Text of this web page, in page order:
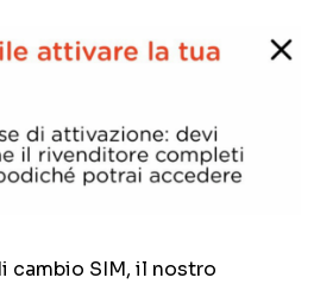
cambio SIM, il nostro